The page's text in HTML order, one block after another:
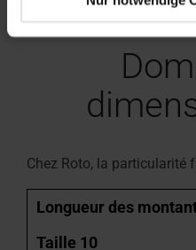
Chez Roto, la particularité
Longueur des
Taille 10